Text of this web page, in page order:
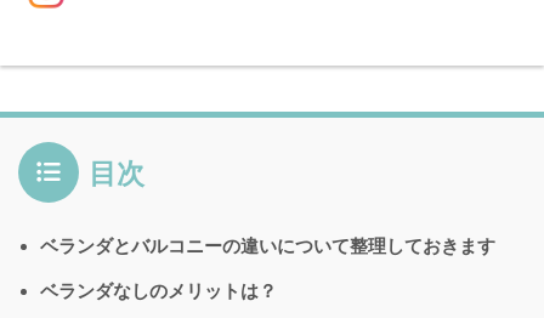
目次
ベランダとバルコニーの違いについて整理しておきます
ベランダなしのメリットは？